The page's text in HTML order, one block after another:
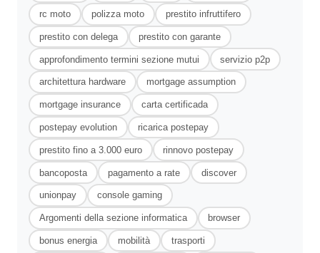
rc moto polizza moto prestito infruttifero
prestito con delega prestito con garante
approfondimento termini sezione mutui servizio p2p
architettura hardware mortgage assumption
mortgage insurance carta certificada
postepay evolution ricarica postepay
prestito fino a 3.000 euro rinnovo postepay
bancoposta pagamento a rate discover
unionpay console gaming
Argomenti della sezione informatica browser
bonus energia mobilità trasporti